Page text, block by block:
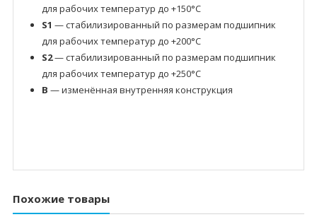
для рабочих температур до +150°C
S1 — стабилизированный по размерам подшипник
для рабочих температур до +200°C
S2— стабилизированный по размерам подшипник
для рабочих температур до +250°C
B — изменённая внутренняя конструкция
Похожие товары